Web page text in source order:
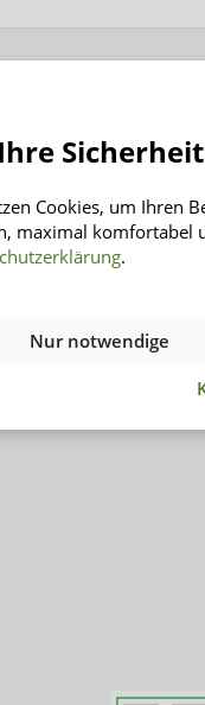
Rücksendung
Häufig
Cookies, um Ihren
maximal komfortabel
.
Nur notwendige